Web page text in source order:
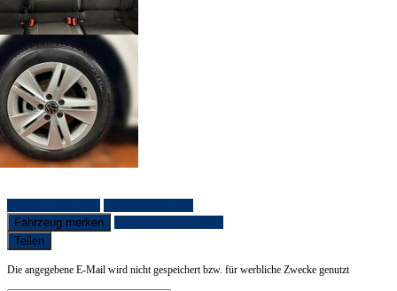
Fahrzeug merken
Teilen
Die angegebene E-Mail wird nicht gespeichert bzw. für werbliche Zwecke genutzt